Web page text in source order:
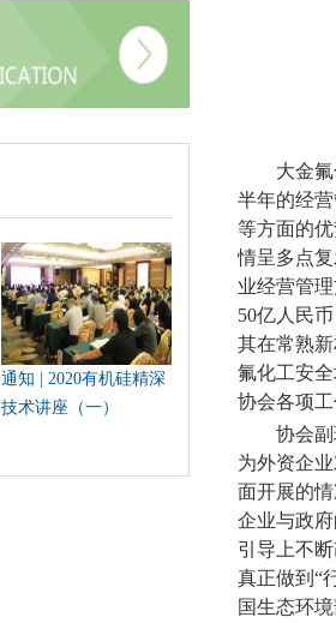
通知 | 2020有机硅精深
技术讲座（一）
大金
半年的经
等方面的
情呈多点
业经营管
50亿人民
其在常熟
氟化工安
协会各项
协会
为外资企
面开展的
企业与政
引导上不
真正做到“
国生态环